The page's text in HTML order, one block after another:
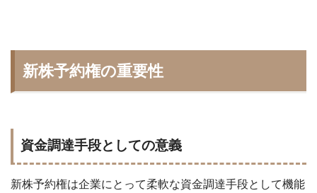
新株予約権の重要性
資金調達手段としての意義
新株予約権は企業にとって柔軟な資金調達手段として機能